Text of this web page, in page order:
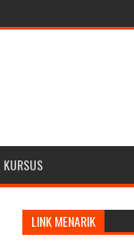
KURSUS
LINK MENARIK